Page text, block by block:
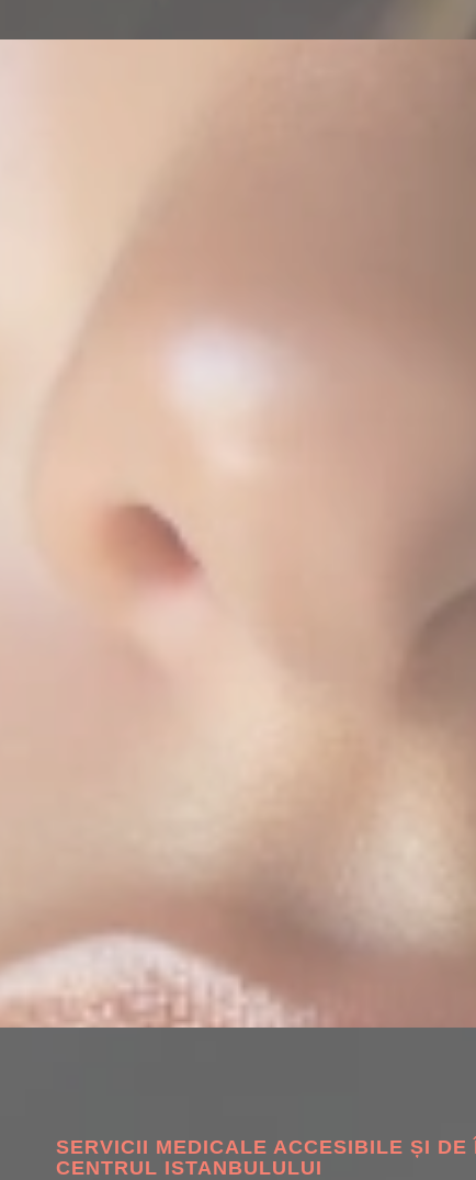
SERVICII MEDICALE ACCESIBILE ȘI DE
CENTRUL ISTANBULULUI